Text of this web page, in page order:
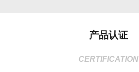
产品认证
CERTIFICATION